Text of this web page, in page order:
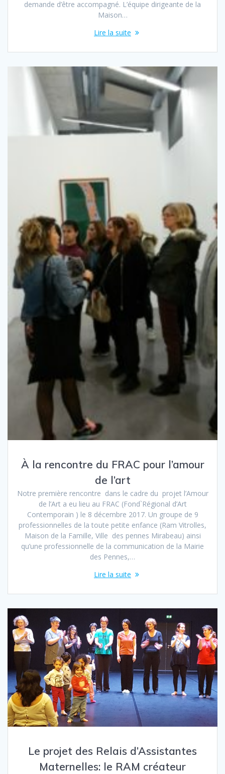
demande d’être accompagné. L’équipe dirigeante de la
Maison…
Lire la suite
À la rencontre du FRAC pour l’amour
de l’art
Notre première rencontre dans le cadre du projet l’Amour
de l’Art a eu lieu au FRAC (Fond`Régional d’Art
Contemporain ) le 8 décembre 2017. Un groupe de 9
professionnelles de la toute petite enfance (Ram Vitrolles,
Maison de la Famille, Ville des pennes Mirabeau) ainsi
qu’une professionnelle de la communication de la Mairie
des Pennes,…
Lire la suite
Le projet des Relais d’Assistantes
Maternelles: le RAM créateur